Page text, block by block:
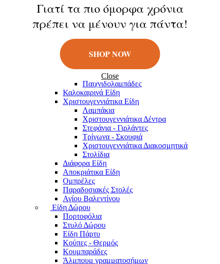
Κούκλες
Φιγούρες
Παιχνίδια Εξωτερικού Χώρου
Μπάλες
Πατίνια
Εποχιακά Είδη
Πασχαλινά Είδη
Λαμπάδες
Παιχνιδολαμπάδες
Καλοκαιρινά Eίδη
Χριστουγεννιάτικα Είδη
Λαμπάκια
Χριστουγεννιάτικα Δέντρα
Στεφάνια - Γιρλάντες
Τρίγωνα - Σκουφιά
Χριστουγεννιάτικα Διακοσμητικά
Στολίδια
Διάφορα Είδη
Αποκριάτικα Είδη
Ομπρέλες
Παραδοσιακές Στολές
Αγίου Βαλεντίνου
Είδη Δώρου
Πορτοφόλια
Στυλό Δώρου
Είδη Πάρτυ
Κούπες - Θερμός
Κουμπαράδες
Άλμπουμ γραμματοσήμων
Γιατί τα πιο όμορφα χρόνια
πρέπει να μένουν για πάντα!
SHOP NOW
Close